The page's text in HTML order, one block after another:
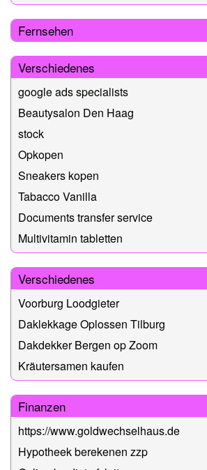
Fernsehen
Verschiedenes
google ads specialists
Beautysalon Den Haag
stock
Opkopen
Sneakers kopen
Tabacco Vanilla
Documents transfer service
Multivitamin tabletten
Verschiedenes
Voorburg Loodgieter
Daklekkage Oplossen Tilburg
Dakdekker Bergen op Zoom
Kräutersamen kaufen
Finanzen
https://www.goldwechselhaus.de
Hypotheek berekenen zzp